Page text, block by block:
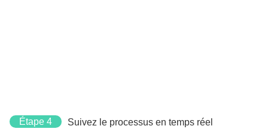
Étape 4 Suivez le processus en temps réel